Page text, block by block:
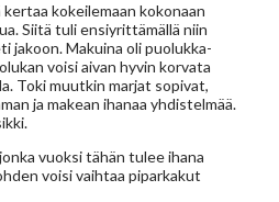
kokeilemaan kokonaan
Siitä tuli ensiyrittämällä niin
jakoon. Makuina oli puolukka-
voisi aivan hyvin korvata
Toki muutkin marjat sopivat,
ja makean ihanaa yhdistelmää.
vuoksi tähän tulee ihana
voisi vaihtaa piparkakut